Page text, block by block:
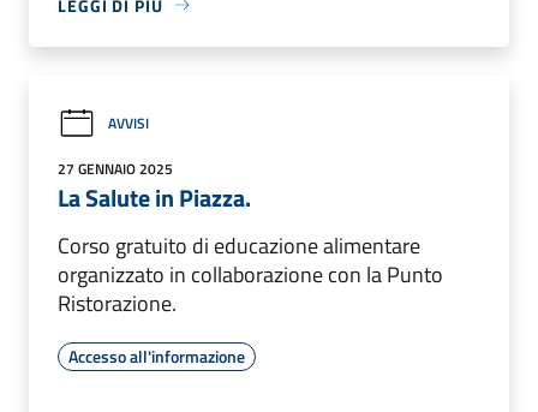
AVVISI
27 GENNAIO 2025
La Salute in Piazza.
Corso gratuito di educazione alimentare
organizzato in collaborazione con la Punto
Ristorazione.
Accesso all'informazione